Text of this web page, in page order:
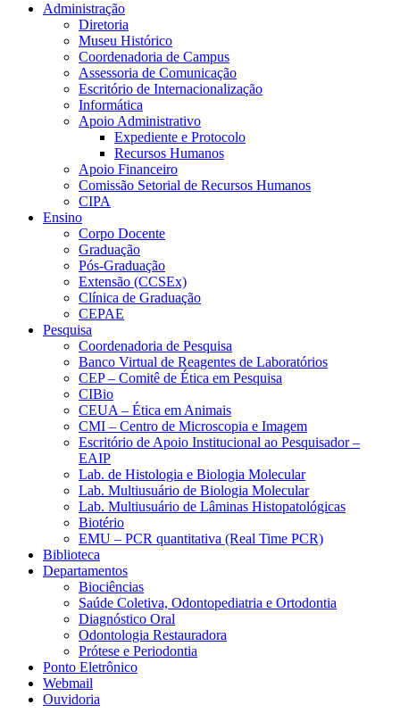
Administração
Diretoria
Museu Histórico
Coordenadoria de Campus
Assessoria de Comunicação
Escritório de Internacionalização
Informática
Apoio Administrativo
Expediente e Protocolo
Recursos Humanos
Apoio Financeiro
Comissão Setorial de Recursos Humanos
CIPA
Ensino
Corpo Docente
Graduação
Pós-Graduação
Extensão (CCSEx)
Clínica de Graduação
CEPAE
Pesquisa
Coordenadoria de Pesquisa
Banco Virtual de Reagentes de Laboratórios
CEP – Comitê de Ética em Pesquisa
CIBio
CEUA – Ética em Animais
CMI – Centro de Microscopia e Imagem
Escritório de Apoio Institucional ao Pesquisador –
EAIP
Lab. de Histologia e Biologia Molecular
Lab. Multiusuário de Biologia Molecular
Lab. Multiusuário de Lâminas Histopatológicas
Biotério
EMU – PCR quantitativa (Real Time PCR)
Biblioteca
Departamentos
Biociências
Saúde Coletiva, Odontopediatria e Ortodontia
Diagnóstico Oral
Odontologia Restauradora
Prótese e Periodontia
Ponto Eletrônico
Webmail
Ouvidoria